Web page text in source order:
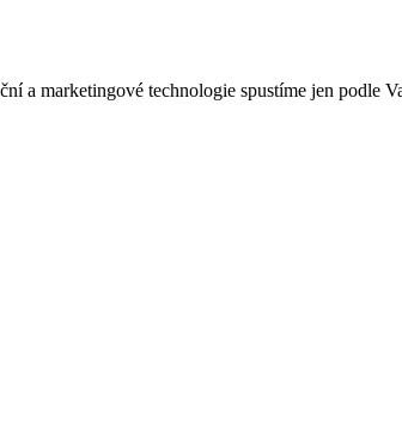
a marketingové technologie spustíme jen podle